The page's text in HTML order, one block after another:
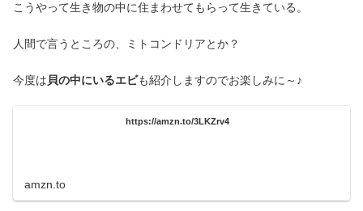
こうやって生き物の中に住まわせてもらって生きている。
人間で言うところの、ミトコンドリアとか？
今度は 貝の中にいるエビも紹介しますのでお楽しみに～♪
https://amzn.to/3LKZrv4
amzn.to